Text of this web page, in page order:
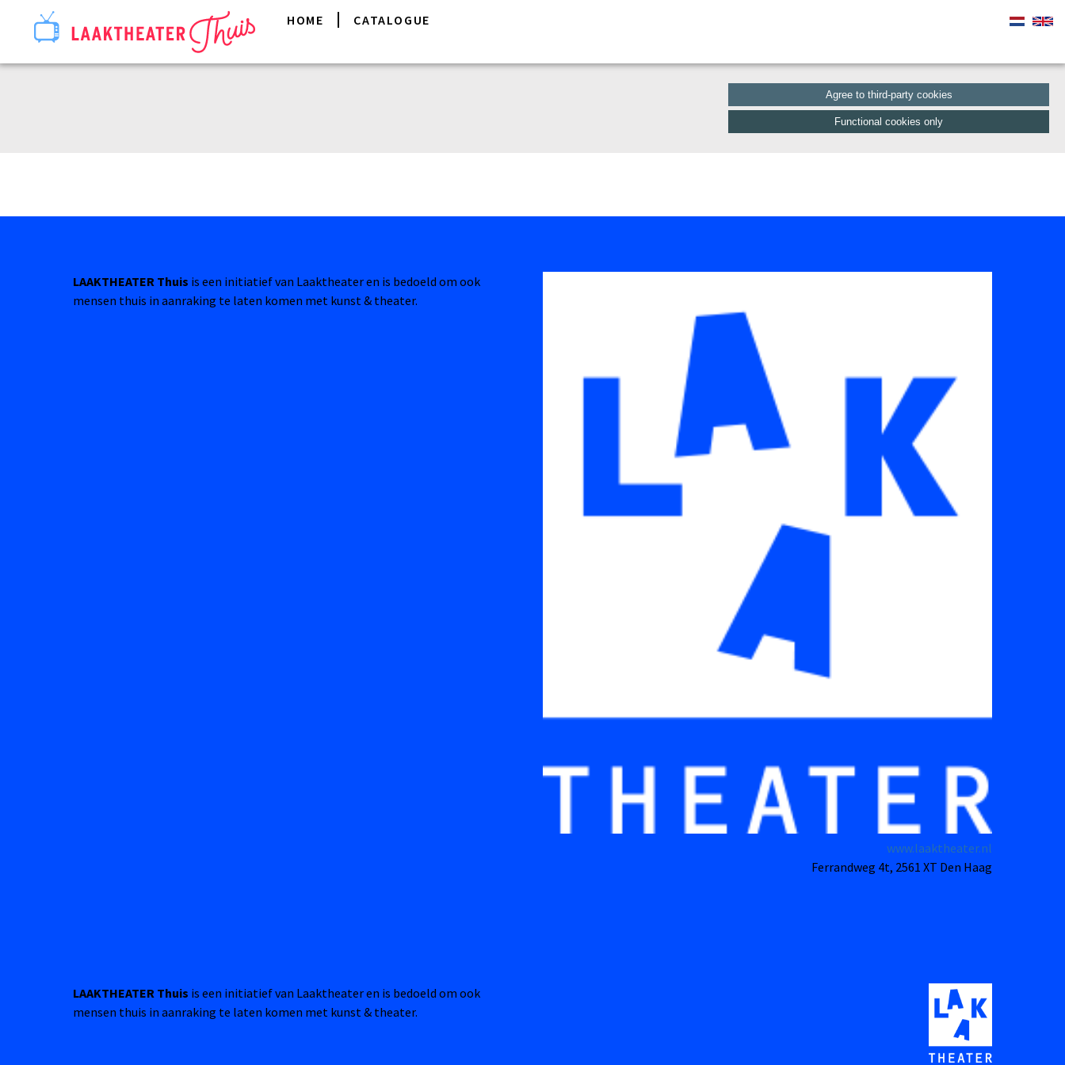
Agree to third-party cookies
Functional cookies only
HOME CATALOGUE
LAAKTHEATER Thuis is een initiatief van Laaktheater en is bedoeld om ook
mensen thuis in aanraking te laten komen met kunst & theater.
www.laaktheater.nl
Ferrandweg 4t, 2561 XT Den Haag
LAAKTHEATER Thuis is een initiatief van Laaktheater en is bedoeld om ook
mensen thuis in aanraking te laten komen met kunst & theater.